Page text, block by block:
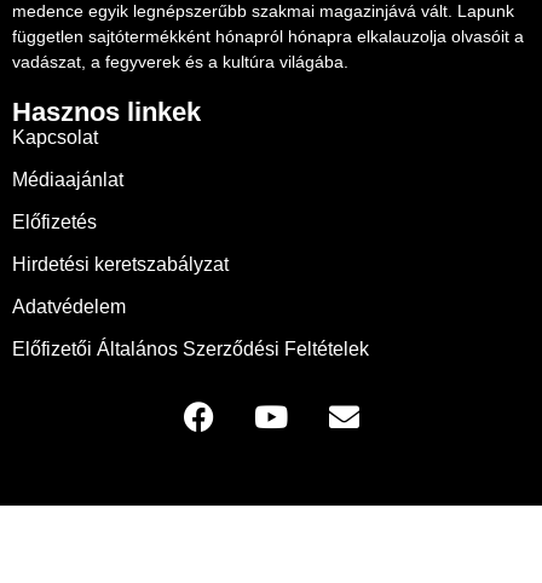
medence egyik legnépszerűbb szakmai magazinjává vált. Lapunk
független sajtótermékként hónapról hónapra elkalauzolja olvasóit a
vadászat, a fegyverek és a kultúra világába.
Hasznos linkek
Kapcsolat
Médiaajánlat
Előfizetés
Hirdetési keretszabályzat
Adatvédelem
Előfizetői Általános Szerződési Feltételek